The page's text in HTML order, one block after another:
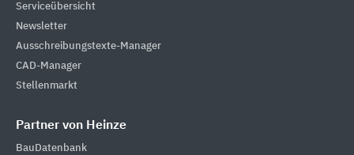
Serviceübersicht
Newsletter
Ausschreibungstexte-Manager
CAD-Manager
Stellenmarkt
Partner von Heinze
BauDatenbank